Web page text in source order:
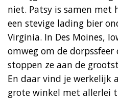
niet. Patsy is samen met
een stevige lading bier
Virginia. In Des Moines,
omweg om de
stoppen ze aan de
En daar vind je werkelijk
grote winkel met allerlei